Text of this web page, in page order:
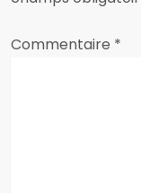
n
Commentaire *